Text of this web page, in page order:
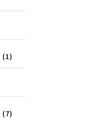
(1)
(7)